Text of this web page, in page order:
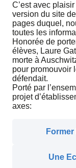
C’est avec
version du site
pages duquel,
toutes les
Honorée de
élèves, Laure
morte à
pour promouvoir
défendait.
Porté par
projet
axes:
Une